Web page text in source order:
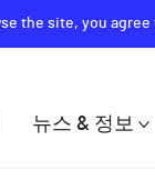
the site, you
뉴스 & 정보